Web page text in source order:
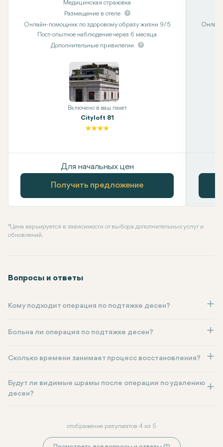
Медицинская страховка
Размещение в отеле
Онлайн-помощник по здоровому образу жизни 9/5
Пост-опытное наблюдение через 6 месяца
Дополнительные привилегии
Включено в ваш пакет
Cityloft 81
Для начальных цен
Получить предложение
* Цена варьируется в зависимости от выбора дополнительных услуг и
обновлений.
Вопросы и ответы
Кому подходит операция по подтяжке десен?
Больна ли операция по подтяжке десен?
Сколько времени занимает процесс восстановления?
Будут ли видимые шрамы после операции по удалению
десен?
отображение результатов 4 из 5